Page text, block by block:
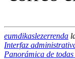
eumdikaslezerrenda
Interfaz
Panorámica de